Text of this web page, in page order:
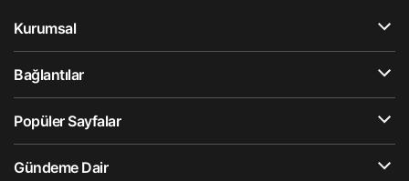
Kurumsal
Bağlantılar
Popüler Sayfalar
Gündeme Dair